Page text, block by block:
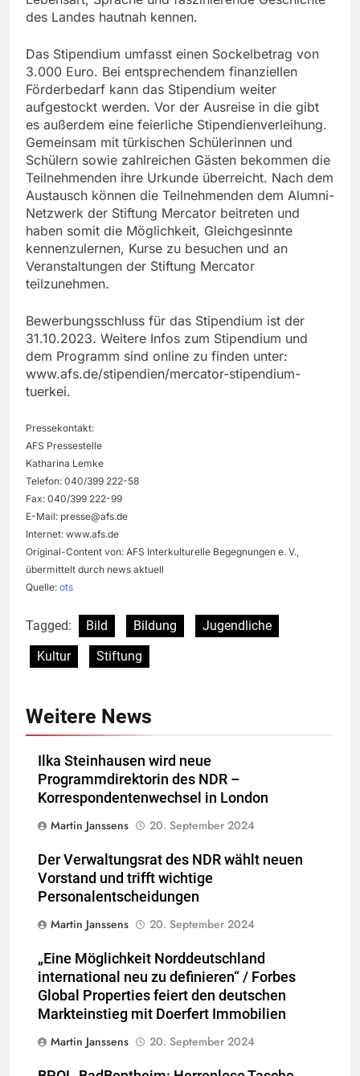
des Landes hautnah kennen.
Das Stipendium umfasst einen Sockelbetrag von
3.000 Euro. Bei entsprechendem finanziellen
Förderbedarf kann das Stipendium weiter
aufgestockt werden. Vor der Ausreise in die gibt
es außerdem eine feierliche Stipendienverleihung.
Gemeinsam mit türkischen Schülerinnen und
Schülern sowie zahlreichen Gästen bekommen die
Teilnehmenden ihre Urkunde überreicht. Nach dem
Austausch können die Teilnehmenden dem Alumni-
Netzwerk der Stiftung Mercator beitreten und
haben somit die Möglichkeit, Gleichgesinnte
kennenzulernen, Kurse zu besuchen und an
Veranstaltungen der Stiftung Mercator
teilzunehmen.
Bewerbungsschluss für das Stipendium ist der
31.10.2023. Weitere Infos zum Stipendium und
dem Programm sind online zu finden unter:
www.afs.de/stipendien/mercator-stipendium-
tuerkei.
Pressekontakt:
AFS Pressestelle
Katharina Lemke
Telefon: 040/399 222-58
Fax: 040/399 222-99
E-Mail: presse@afs.de
Internet: www.afs.de
Original-Content von: AFS Interkulturelle Begegnungen e. V.,
übermittelt durch news aktuell
Quelle: ots
Tagged: Bild Bildung
Jugendliche
Kultur
Stiftung
Weitere News
Ilka Steinhausen wird neue
Programmdirektorin des NDR –
Korrespondentenwechsel in London
Martin Janssens
20. September 2024
Der Verwaltungsrat des NDR wählt neuen
Vorstand und trifft wichtige
Personalentscheidungen
Martin Janssens
20. September 2024
„Eine Möglichkeit Norddeutschland
international neu zu definieren“ / Forbes
Global Properties feiert den deutschen
Markteinstieg mit Doerfert Immobilien
Martin Janssens
20. September 2024